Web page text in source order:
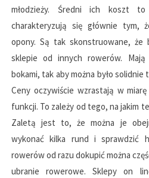
młodzieży. Średni ich koszt
charakteryzują się głównie tym,
opony. Są tak skonstruowane, że
sklepie od innych rowerów.
bokami, tak aby można było
Ceny oczywiście wzrastają w
funkcji. To zależy od tego, na jakim
Zaletą jest to, że można je
wykonać kilka rund i sprawdzić
rowerów od razu dokupić można
ubranie rowerowe. Sklepy on